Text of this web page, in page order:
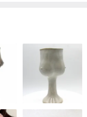
いますので、ご注